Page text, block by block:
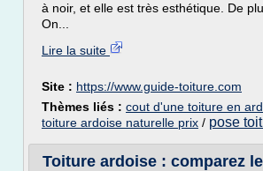
à noir, et elle est très esthétique. De
On...
Lire la suite
Site : https://www.guide-toiture.com
Thèmes liés : cout d'une toiture en
toiture ardoise naturelle prix / pose
Toiture ardoise : comparez